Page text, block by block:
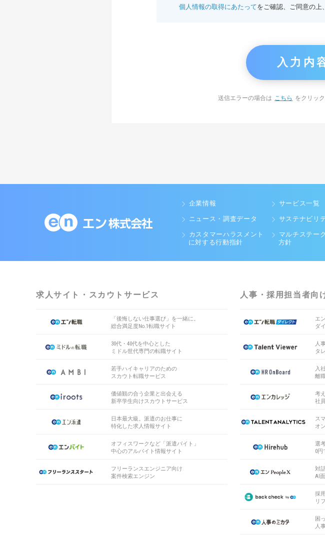
個人情報の取得にあたってをご確認、ご同意の上
入力内
送信エラーの場合は こちら をクリック
企業情報 サービス一覧
ニュース・調査データ サステナビリ
カスタマーハラスメント
に対する行動指針
マルチステー
方針
求人サイト・スカウトサービス
「後悔しない仕事選び」を一緒に。
総合満足度No.1転職サイト
30代・40代を中心とした
ミドル世代専門の転職サイト
若手ハイキャリアのための
スカウト転職サービス
価値観の合う企業と出会える
新卒学生向けスカウトサービス
日本最大級。派遣のお仕事に
特化した求人情報サイト
オフィスワークなど「派遣バイト」
中心のアルバイト情報サイト
フリーランスエンジニア向け
案件検索エンジン
人事・採用担当者向
エ
ダ
人
タ
入
離
考
社
ス
オ
選
0円
対
AI
採
リ
困
人